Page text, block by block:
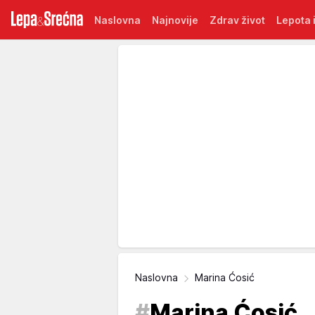
Naslovna Najnovije Zdrav život Lepota
Naslovna Marina Ćosić